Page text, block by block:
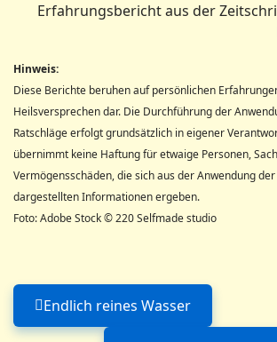
Erfahrungsbericht aus der
Hinweis:
Diese Berichte beruhen auf persönlichen
Heilsversprechen dar. Die Durchführung der
Ratschläge erfolgt grundsätzlich in eigener
übernimmt keine Haftung für etwaige Personen,
Vermögensschäden, die sich aus der Anwendung
dargestellten Informationen ergeben.
Foto: Adobe Stock © 220 Selfmade studio
Vorheriger Beitrag:
Endlich reines Wasser